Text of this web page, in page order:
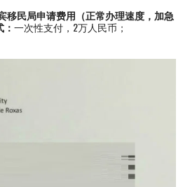
民局申请费用（正常办理速度，加急
一次性支付，2万人民币；